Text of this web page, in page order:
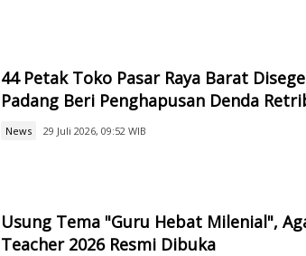
44 Petak Toko Pasar Raya Barat
Padang Beri Penghapusan Denda
News 29 Juli 2026, 09:52 WIB
Usung Tema "Guru Hebat Milenial",
Teacher 2026 Resmi Dibuka